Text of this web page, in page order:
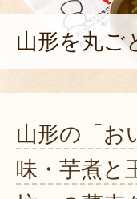
山形を丸ご
山形の「お
味・芋煮と